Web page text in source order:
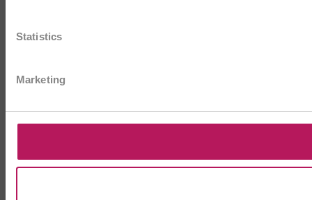
Statistics
Marketing